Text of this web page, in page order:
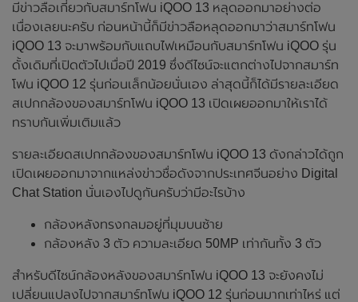
มีข่าวลือเกี่ยวกับสมาร์ทโฟน iQOO 13 หลุดออกมาอย่างต่อ
เนื่องเลยนะครับ ก่อนหน้านี้ก็มีข่าวลือหลุดออกมาว่าสมาร์ทโฟน
iQOO 13 จะมาพร้อมกับแถบไฟเหมือนกับสมาร์ทโฟน iQOO รุ่น
ดั้งเดิมที่เปิดตัวไปเมื่อปี 2019 ซึ่งดีไซน์จะแตกต่างไปจากสมาร์ท
โฟน iQOO 12 รุ่นก่อนเล็กน้อยนั่นเอง ล่าสุดนี้ก็ได้มีรายละเอียด
สเปกกล้องของสมาร์ทโฟน iQOO 13 เปิดเผยออกมาให้เราได้
ทราบกันเพิ่มเติมแล้ว
รายละเอียดสเปกกล้องของสมาร์ทโฟน iQOO 13 ดังกล่าวได้ถูก
เปิดเผยออกมาจากแหล่งข่าวชื่อดังจากประเทศจีนอย่าง Digital
Chat Station นั่นเองไปดูกันครับว่ามีอะไรบ้าง
กล้องหลังทรงกลมอยู่ที่มุมบนซ้าย
กล้องหลัง 3 ตัว ความละเอียด 50MP เท่ากันทั้ง 3 ตัว
สำหรับดีไซน์กล้องหลังของสมาร์ทโฟน iQOO 13 จะยังคงไม่
เปลี่ยนแปลงไปจากสมาร์ทโฟน iQOO 12 รุ่นก่อนมากเท่าไหร่ แต่